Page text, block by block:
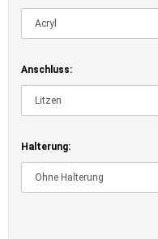
Anschluss:
Halterung: